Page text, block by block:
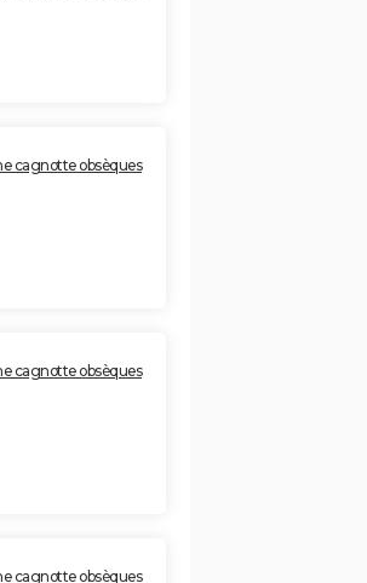
cagnotte obsèques
cagnotte obsèques
cagnotte obsèques